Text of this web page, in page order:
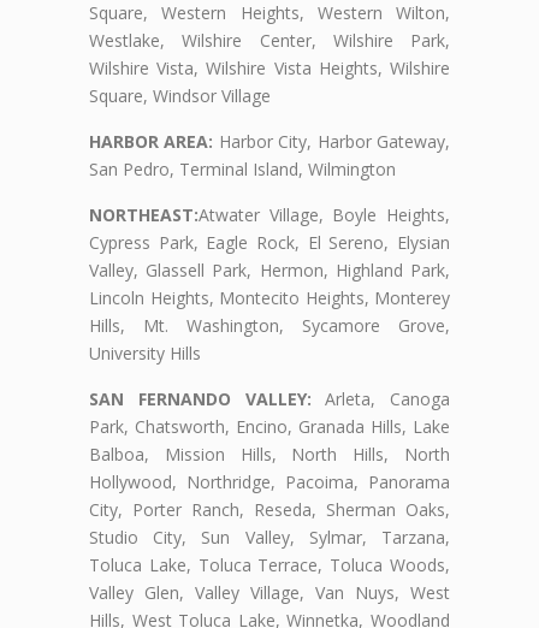
Square, Western Heights, Western Wilton,
Westlake, Wilshire Center, Wilshire Park,
Wilshire Vista, Wilshire Vista Heights, Wilshire
Square, Windsor Village
HARBOR AREA: Harbor City, Harbor Gateway,
San Pedro, Terminal Island, Wilmington
NORTHEAST:Atwater Village, Boyle Heights,
Cypress Park, Eagle Rock, El Sereno, Elysian
Valley, Glassell Park, Hermon, Highland Park,
Lincoln Heights, Montecito Heights, Monterey
Hills, Mt. Washington, Sycamore Grove,
University Hills
SAN FERNANDO VALLEY: Arleta, Canoga
Park, Chatsworth, Encino, Granada Hills, Lake
Balboa, Mission Hills, North Hills, North
Hollywood, Northridge, Pacoima, Panorama
City, Porter Ranch, Reseda, Sherman Oaks,
Studio City, Sun Valley, Sylmar, Tarzana,
Toluca Lake, Toluca Terrace, Toluca Woods,
Valley Glen, Valley Village, Van Nuys, West
Hills, West Toluca Lake, Winnetka, Woodland